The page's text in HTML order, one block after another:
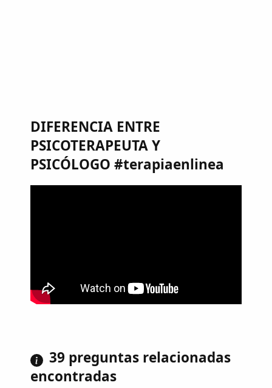
DIFERENCIA ENTRE
PSICOTERAPEUTA Y
PSICÓLOGO #terapiaenlinea
39 preguntas relacionadas
encontradas